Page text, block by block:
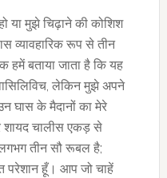
या मुझे चिढ़ाने की कोशिश
व्यावहारिक रूप से तीन
हमें बताया जाता है कि यह
लेकिन मुझे अपने
घास के मैदानों का मेरे
शायद चालीस एकड़ से
तीन सौ रूबल है;
हूँ। आप जो चाहें